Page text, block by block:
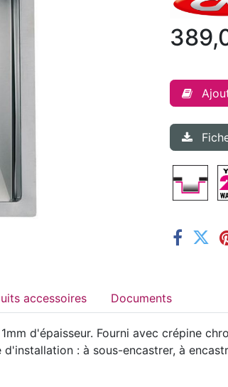
Produits accessoires Documents
d'épaisseur. Fourni avec crépine
: à sous-encastrer, à